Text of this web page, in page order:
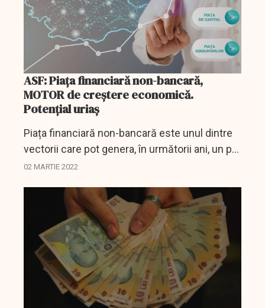
ASF: Piaţa financiară non-bancară,
MOTOR de creştere economică.
Potenţial uriaş
Piața financiară non-bancară este unul dintre
vectorii care pot genera, în următorii ani, un pol
semnificativ de creștere economică, datorită
02 MARTIE 2022